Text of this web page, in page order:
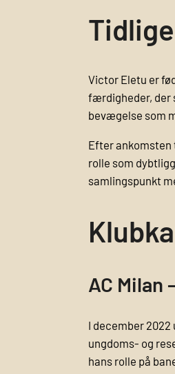
Victor Eletu er
færdigheder, der
bevægelse som
Efter ankomsten
rolle som
samlingspunkt
AC
I december
ungdoms- og
hans rolle på